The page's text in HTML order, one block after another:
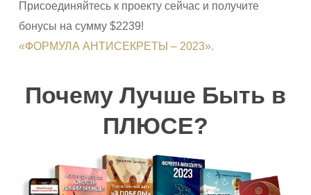
Присоединяйтесь к проекту сейчас и получите
бонусы на сумму $2239!
«ФОРМУЛА АНТИСЕКРЕТЫ – 2023».
Почему Лучше Быть в
ПЛЮСЕ?